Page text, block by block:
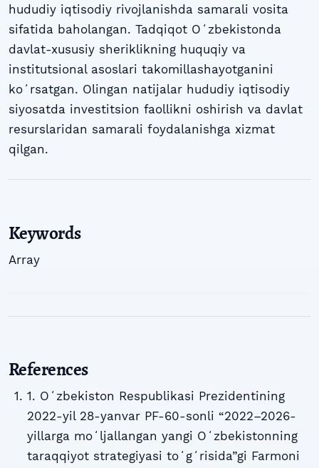
hududiy iqtisodiy rivojlanishda samarali vosita
sifatida baholangan. Tadqiqot Oʻzbekistonda
davlat-xususiy sheriklikning huquqiy va
institutsional asoslari takomillashayotganini
koʻrsatgan. Olingan natijalar hududiy iqtisodiy
siyosatda investitsion faollikni oshirish va davlat
resurslaridan samarali foydalanishga xizmat
qilgan.
Keywords
Array
References
1. Oʻzbekiston Respublikasi Prezidentining
2022-yil 28-yanvar PF-60-sonli “2022–2026-
yillarga moʻljallangan yangi Oʻzbekistonning
taraqqiyot strategiyasi toʻgʻrisida”gi Farmoni